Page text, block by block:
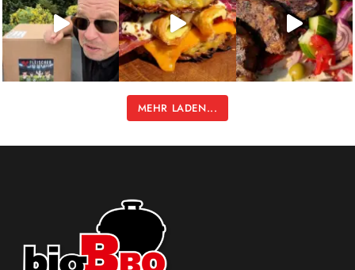
MEHR LADEN...